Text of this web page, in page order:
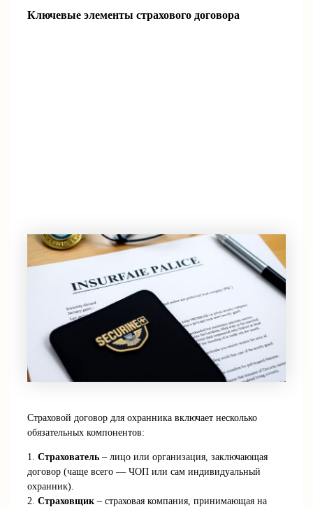
Ключевые элементы страхового договора
Страховой договор для охранника включает несколько
обязательных компонентов:
1.Страхователь – лицо или организация, заключающая
договор (чаще всего — ЧОП или сам индивидуальный
охранник).
2.Страховщик – страховая компания, принимающая на